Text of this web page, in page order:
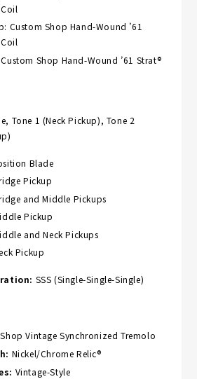
Custom Shop Hand-Wound ’61
Shop Hand-Wound ’61 Strat®
Tone 1 (Neck Pickup), Tone 2
Blade
Pickup
and Middle Pickups
Pickup
and Neck Pickups
Pickup
SSS (Single-Single-Single)
Vintage Synchronized Tremolo
Nickel/Chrome Relic®
Vintage-Style